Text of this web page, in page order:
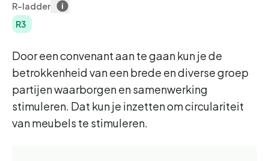
R-ladder
R3
Door een convenant aan te gaan kun je de
betrokkenheid van een brede en diverse groep
partijen waarborgen en samenwerking
stimuleren. Dat kun je inzetten om circulariteit
van meubels te stimuleren.